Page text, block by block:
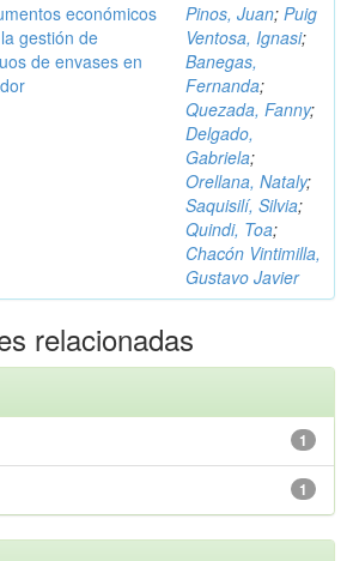
económicos
gestión de
de envases en
Pinos, Juan; Puig
Ventosa, Ignasi;
Banegas,
Fernanda;
Quezada, Fanny;
Delgado,
Gabriela;
Orellana, Nataly;
Saquisilí, Silvia;
Quindi, Toa;
Chacón Vintimilla,
Gustavo Javier
relacionadas
1
1